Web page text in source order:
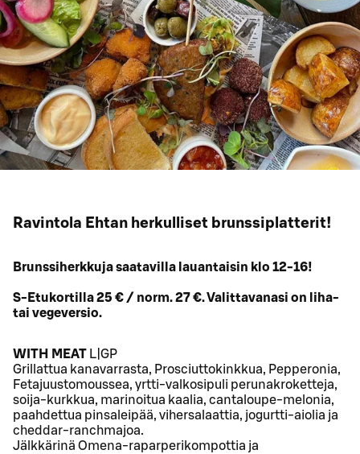
Ravintola Ehtan herkulliset brunssiplatterit!
Brunssiherkkuja saatavilla lauantaisin klo 12-16!
S-Etukortilla 25 € / norm. 27 €. Valittavanasi on liha-
tai vegeversio.
WITH MEAT L|GP
Grillattua kanavarrasta, Prosciuttokinkkua, Pepperonia,
Fetajuustomoussea, yrtti-valkosipuli perunakroketteja,
soija-kurkkua, marinoitua kaalia, cantaloupe-melonia,
paahdettua pinsaleipää, vihersalaattia, jogurtti-aiolia ja
cheddar-ranchmajoa.
Jälkkärinä Omena-raparperikompottia ja